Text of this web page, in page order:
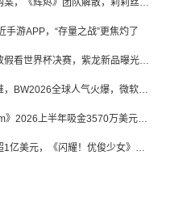
腾讯曝百亿收购案，《辉烬》团队解散，莉莉丝新作曝光｜陀螺周报
手游APP，“存量之战”更焦灼了
三七网易Avia放假看世界杯决赛，紫龙新品曝光，米哈游新作上线 | 陀螺周报
暑期档新作扎堆，BW2026全球人气火爆，微软XBOX大裁员|陀螺周报
《皮克敏 Bloom》2026上半年吸金3570万美元，中国台湾成最大市场
出海首年营收超1亿美元，《闪耀！优俊少女》美国市场占比达七成